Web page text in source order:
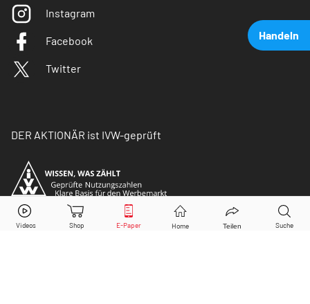
Handeln
BioNTech Aktie jetzt handeln?
Instagram
Facebook
Twitter
DER AKTIONÄR ist IVW-geprüft